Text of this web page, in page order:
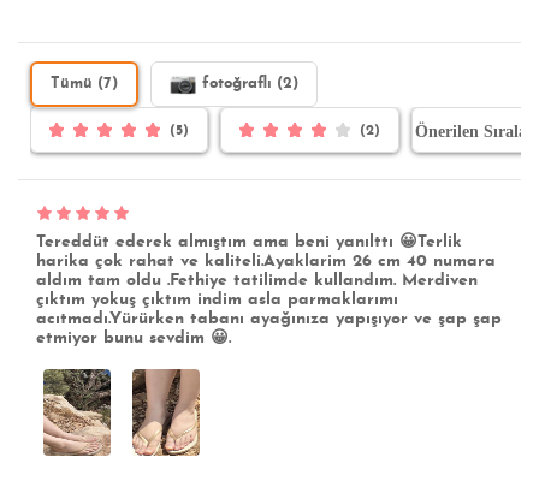
Tümü (7) fotoğraflı (2)
(5) (2)
Tereddüt ederek almıştım ama beni yanılttı 😀Terlik
harika çok rahat ve kaliteli.Ayaklarim 26 cm 40 numara
aldım tam oldu .Fethiye tatilimde kullandım. Merdiven
çıktım yokuş çıktım indim asla parmaklarımı
acıtmadı.Yürürken tabanı ayağınıza yapışıyor ve şap şap
etmiyor bunu sevdim 😀.